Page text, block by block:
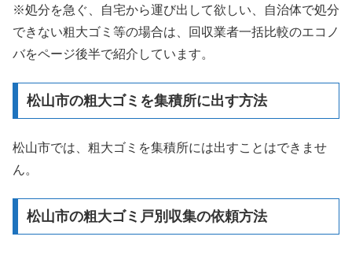
※処分を急ぐ、自宅から運び出して欲しい、自治体で処分
できない粗大ゴミ等の場合は、回収業者一括比較のエコノ
バをページ後半で紹介しています。
松山市の粗大ゴミを集積所に出す方法
松山市では、粗大ゴミを集積所には出すことはできませ
ん。
松山市の粗大ゴミ戸別収集の依頼方法